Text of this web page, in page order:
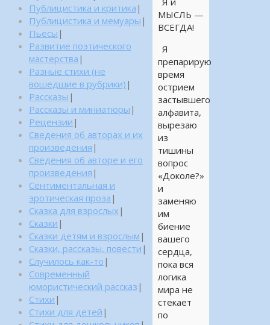
МЫСЛЬ —
ВСЕГДА!
Я
препарирую
время
острием
застывшего
алфавита,
вырезаю
из
тишины
вопрос
«Доколе?»
и
заменяю
им
биение
вашего
сердца,
пока вся
логика
мира не
стекает
по
Публицистика и критика |
Публицистика и мемуары |
Пьесы |
Развитие поэтического
мастерства |
Разные стихи (не
вошедшие в рубрики) |
Рассказы |
Рассказы и миниатюры |
Рецензии |
Сведения об авторах и их
произведения |
Сведения об авторе и его
произведения |
Сентиментальная и
эротическая проза |
Сказка для взрослых |
Сказки |
Сказки детям и взрослым |
Сказки, рассказы, повести |
Случилось как-то |
Современный
юмористический рассказ |
Стихи |
Стихи для детей |